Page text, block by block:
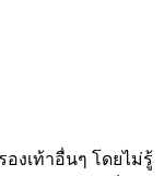
งเท้าอื่นๆ โดยไม่รู้